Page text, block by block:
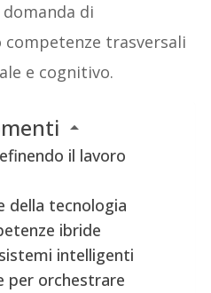
di
competenze trasversali
e cognitivo.
il lavoro
della tecnologia
ibride
intelligenti
per orchestrare